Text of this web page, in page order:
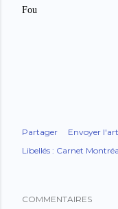
Fou
Partager
Envoyer
Libellés : Carnet
COMMENTAIRES